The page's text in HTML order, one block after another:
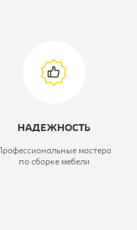
выкатная КР-28
НАДЕЖНОСТЬ
Профессиональные мастера
по сборке мебели